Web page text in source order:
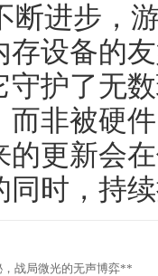
断进步，
存设备的
守护了无
而非被硬
的更新会
同时，持
战局微光的无声博弈**